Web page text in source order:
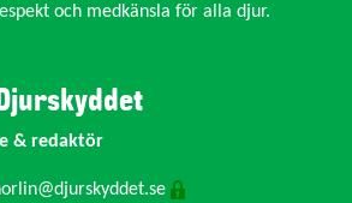
och medkänsla för alla djur.
& redaktör